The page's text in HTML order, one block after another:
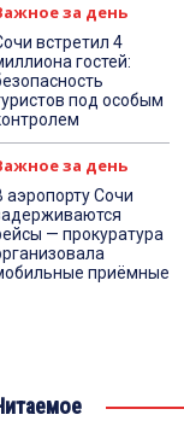
за день
встретил 4
гостей:
под особым
за день
аэропорту Сочи
— прокуратура
приёмные